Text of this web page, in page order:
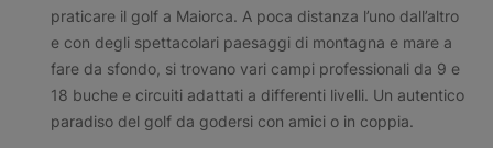
praticare il golf a Maiorca. A poca distanza l’uno dall’altro
e con degli spettacolari paesaggi di montagna e mare a
fare da sfondo, si trovano vari campi professionali da 9 e
18 buche e circuiti adattati a differenti livelli. Un autentico
paradiso del golf da godersi con amici o in coppia.